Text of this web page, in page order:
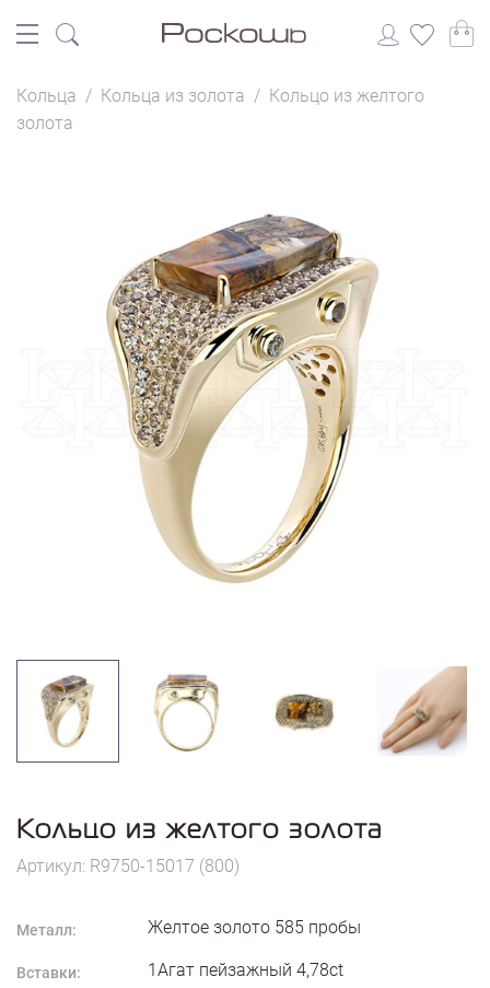
Кольца / Кольца из золота / Кольцо из желтого
золота
Кольцо из желтого золота
Артикул: R9750-15017 (800)
Металл: Желтое золото 585 пробы
Вставки:
1Агат пейзажный 4,78ct